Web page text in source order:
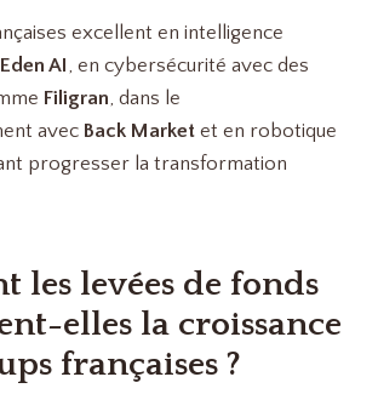
excellent en intelligence
Eden AI, en cybersécurité avec des
Filigran, dans le
avec Back Market et en robotique
progresser la transformation
les levées de fonds
elles la croissance
françaises ?